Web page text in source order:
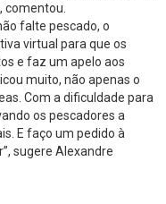
comentou.
falte pescado, o
virtual para que os
e faz um apelo aos
muito, não apenas o
Com a dificuldade para
os pescadores a
E faço um pedido à
sugere Alexandre